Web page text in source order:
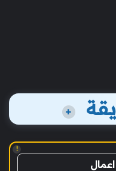
+
!
اعمال